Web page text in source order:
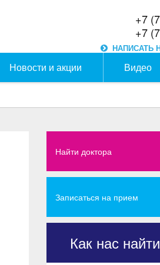
Новости и акции Видео
+7
+7
НАПИСАТЬ
Найти доктора
Записаться на прием
Как нас найти